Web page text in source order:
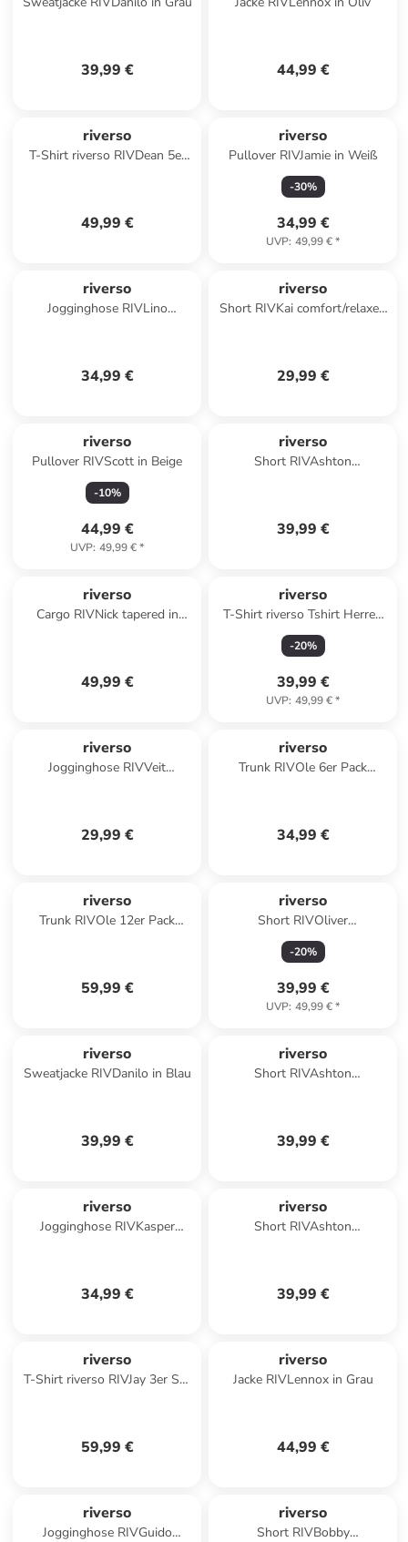
39,99 € 44,99 €
riverso
T-Shirt riverso RIVDean 5er
49,99 €
riverso
Pullover RIVJamie in Weiß
-30%
34,99 €
UVP: 49,99 €*
riverso
Jogginghose RIVLino
34,99 €
riverso
Short RIVKai comfort/relaxed
29,99 €
riverso
Pullover RIVScott in Beige
-10%
44,99 €
UVP: 49,99 €*
riverso
Short RIVAshton
39,99 €
riverso
Cargo RIVNick tapered in
49,99 €
riverso
T-Shirt riverso Tshirt Herren
Regular Fit RIVGino 3er Set in
Mehrfarbig
-20%
39,99 €
UVP: 49,99 €*
riverso
Jogginghose RIVVeit
29,99 €
riverso
Trunk RIVOle 6er Pack
34,99 €
riverso
Trunk RIVOle 12er Pack
59,99 €
riverso
Short RIVOliver
regular/straight in Grau
-20%
39,99 €
UVP: 49,99 €*
riverso
Sweatjacke RIVDanilo in Blau
39,99 €
riverso
Short RIVAshton
39,99 €
riverso
Jogginghose RIVKasper
34,99 €
riverso
Short RIVAshton
39,99 €
riverso
T-Shirt riverso RIVJay 3er Set
59,99 €
riverso
Jacke RIVLennox in Grau
44,99 €
riverso
Jogginghose RIVGuido
riverso
Short RIVBobby